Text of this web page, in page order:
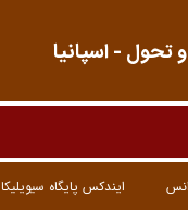
تحول - اسپانیا
ایندکس پایگاه سیویلیکا